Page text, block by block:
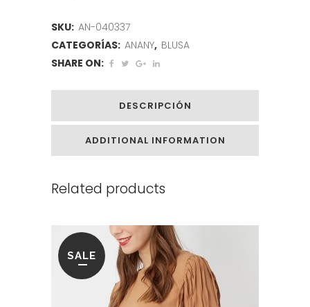
SKU: AN-040337
CATEGORÍAS: ANANY, BLUSA
SHARE ON:
DESCRIPCIÓN
ADDITIONAL INFORMATION
Related products
SALE